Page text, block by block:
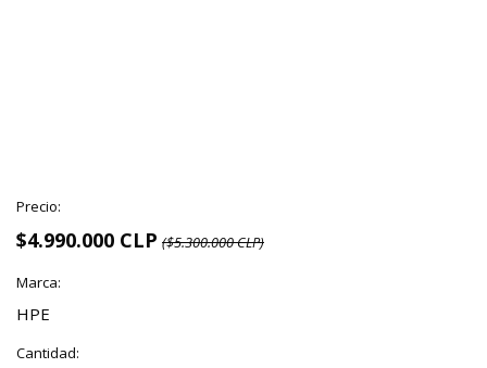
Precio:
$4.990.000 CLP ($5.300.000 CLP)
Marca:
HPE
Cantidad: